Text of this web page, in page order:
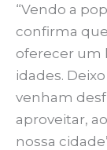
“Vendo a
confirma
oferecer um
idades.
venham
aproveitar,
nossa